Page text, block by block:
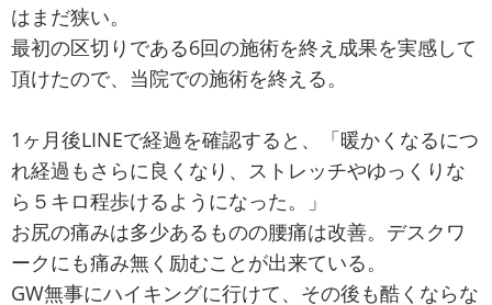
はまだ狭い。
最初の区切りである6回の施術を終え成果を実感して
頂けたので、当院での施術を終える。
1ヶ月後LINEで経過を確認すると、「暖かくなるにつ
れ経過もさらに良くなり、ストレッチやゆっくりな
ら５キロ程歩けるようになった。」
お尻の痛みは多少あるものの腰痛は改善。デスクワ
ークにも痛み無く励むことが出来ている。
GW無事にハイキングに行けて、その後も酷くならな